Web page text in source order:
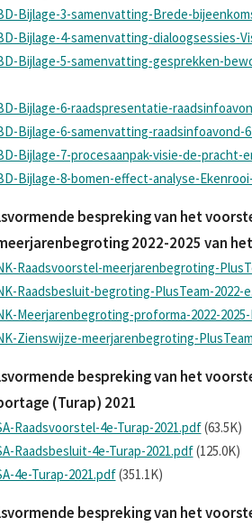
Bijlage-3-samenvatting-Brede-
Bijlage-4-samenvatting-dialoogsessies-
Bijlage-5-samenvatting-gesprekken-
Bijlage-6-raadspresentatie-
Bijlage-6-samenvatting-raadsinfoavond-
Bijlage-7-procesaanpak-visie-de-pracht-
Bijlage-8-bomen-effect-analyse-
bespreking van het
2022-2025 van
Raadsvoorstel-meerjarenbegroting-
Raadsbesluit-begroting-PlusTeam-2022-
Meerjarenbegroting-proforma-2022-
Zienswijze-meerjarenbegroting-
bespreking van het
(Turap) 2021
Raadsvoorstel-4e-Turap-2021.pdf(63.5K)
Raadsbesluit-4e-Turap-2021.pdf(125.0K)
4e-Turap-2021.pdf(351.1K)
bespreking van het